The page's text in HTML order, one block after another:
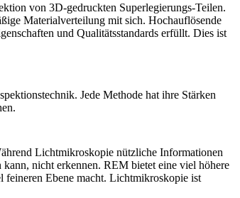
von 3D-gedruckten Superlegierungs-Teilen.
Materialverteilung mit sich. Hochauflösende
und Qualitätsstandards erfüllt. Dies ist
Jede Methode hat ihre Stärken
Lichtmikroskopie nützliche Informationen
nicht erkennen. REM bietet eine viel höhere
Ebene macht. Lichtmikroskopie ist